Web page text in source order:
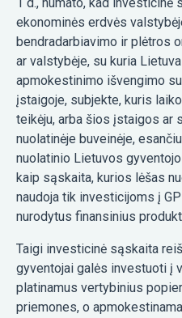
ekonominės erdvės
bendradarbiavimo ir plėtros
ar valstybėje, su kuria
apmokestinimo išvengimo
įstaigoje, subjekte, kuris
teikėju, arba šios įstaigos ar
nuolatinėje buveinėje,
nuolatinio Lietuvos
kaip sąskaita, kurios lėšas
naudoja tik investicijoms į
nurodytus finansinius
Taigi investicinė sąskaita
gyventojai galės investuoti į
platinamus vertybinius
priemones, o